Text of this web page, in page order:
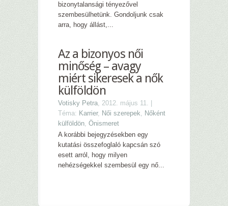
bizonytalansági tényezővel
szembesülhetünk. Gondoljunk csak
arra, hogy állást,...
Az a bizonyos női
minőség – avagy
miért sikeresek a nők
külföldön
Votisky Petra, 2012. május 11. |
Téma: Karrier, Női szerepek, Nőként
külföldön, Önismeret
A korábbi bejegyzésekben egy
kutatási összefoglaló kapcsán szó
esett arról, hogy milyen
nehézségekkel szembesül egy nő...